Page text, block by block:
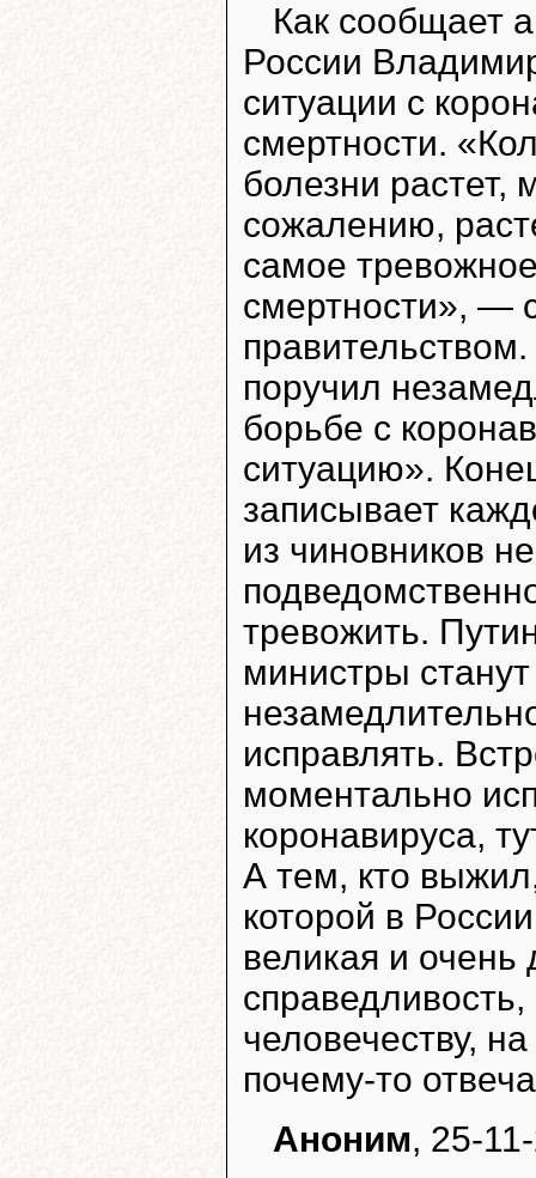
Как сообщает
России
ситуации с
смертности.
болезни
сожалению,
самое
смертности», —
поручил
борьбе с
ситуацию».
записывает
из чиновников
тревожить.
министры
исправлять.
моментально
коронавируса,
А тем, кто
которой в
великая и
человечеству,
почему-то
Аноним, 25-